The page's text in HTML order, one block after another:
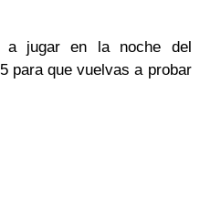
a jugar en la noche del
para que vuelvas a probar